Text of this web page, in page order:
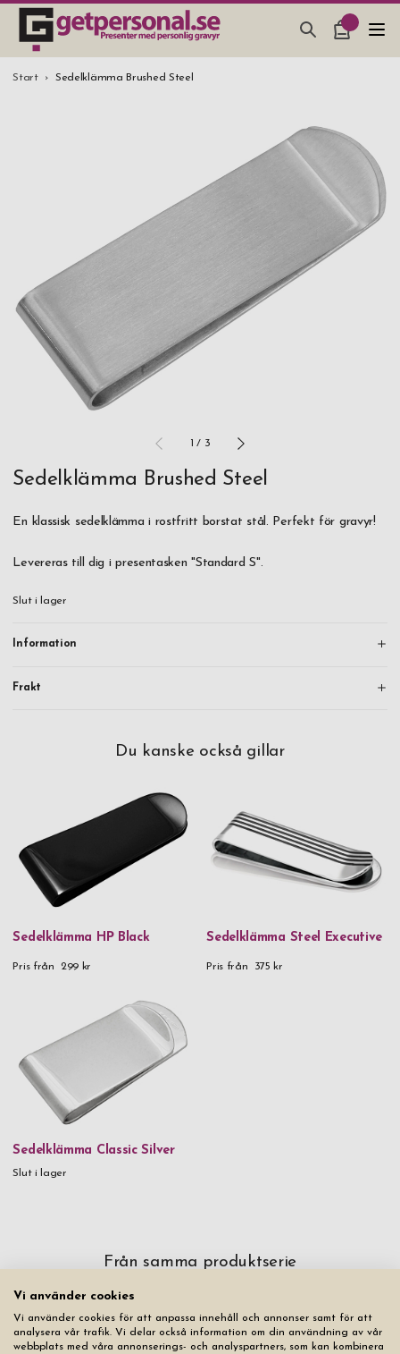
PRESENTER & PRYLAR
BRÖLLOPSPRESENT 2026
STUDENTPRESENT 2026
Start Sedelklämma Brushed Steel
1 / 3
Sedelklämma Brushed Steel
En klassisk sedelklämma i rostfritt borstat stål. Perfekt för gravyr!
Levereras till dig i presentasken "Standard S".
Slut i lager
Information
Frakt
Du kanske också gillar
Sedelklämma HP Black
Pris från 299 kr
Sedelklämma Steel Executive
Pris från 375 kr
Sedelklämma Classic Silver
Slut i lager
Från samma produktserie
Vi använder cookies
Vi använder cookies för att anpassa innehåll och annonser samt för att
analysera vår trafik. Vi delar också information om din användning av vår
webbplats med våra annonserings- och analyspartners, som kan kombinera